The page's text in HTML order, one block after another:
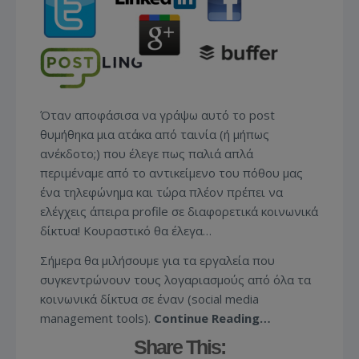
Όταν αποφάσισα να γράψω αυτό το post
θυμήθηκα μια ατάκα από ταινία (ή μήπως
ανέκδοτο;) που έλεγε πως παλιά απλά
περιμέναμε από το αντικείμενο του πόθου μας
ένα τηλεφώνημα και τώρα πλέον πρέπει να
ελέγχεις άπειρα profile σε διαφορετικά κοινωνικά
δίκτυα! Κουραστικό θα έλεγα…
Σήμερα θα μιλήσουμε για τα εργαλεία που
συγκεντρώνουν τους λογαριασμούς από όλα τα
κοινωνικά δίκτυα σε έναν (social media
management tools). Continue Reading…
Share This: